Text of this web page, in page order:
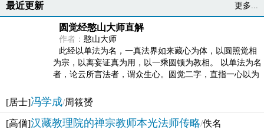
最近更新 更多...
圆觉经憨山大师直解
作者： 憨山大师
此经以单法为名，一真法界如来藏心为体，以圆照觉相
为宗，以离妄证真为用，以一乘圆顿为教相。 以单法为名
者，论云所言法者，谓众生心。圆觉二字，直指一心以为
[居士]冯学成/周筱赟
[高僧]汉藏教理院的禅宗教师本光法师传略/佚名